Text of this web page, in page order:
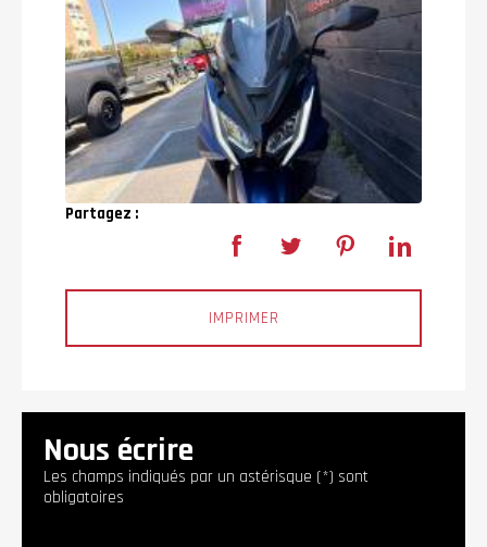
Partagez :
IMPRIMER
Nous écrire
Les champs indiqués par un astérisque (*) sont
obligatoires